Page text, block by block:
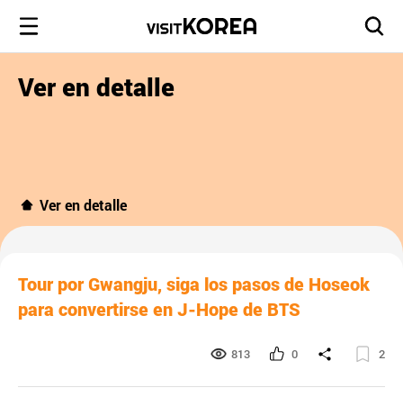
Ver en detalle
Ver en detalle
Tour por Gwangju, siga los pasos de Hoseok
para convertirse en J-Hope de BTS
813 0 2